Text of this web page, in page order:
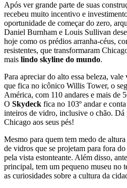
Após ver grande parte de suas
recebeu muito incentivo e
oportunidade de começar do zero,
Daniel Burnham e Louis Sullivan
hoje como os prédios arranha-céus,
resistentes, que transformaram
mais lindo skyline do mundo.
Para apreciar do alto essa beleza, vale
que fica no icônico Willis Tower, o
América, com 110 andares e mais de
O Skydeck fica no 103º andar e
inteiros de vidro, inclusive o chão. Dá
Chicago aos seus pés!
Mesmo para quem tem medo de
de vidros que se projetam para fora
pela vista estonteante. Além disso,
principal, tem um pequeno museu no
as curiosidades sobre a cultura da